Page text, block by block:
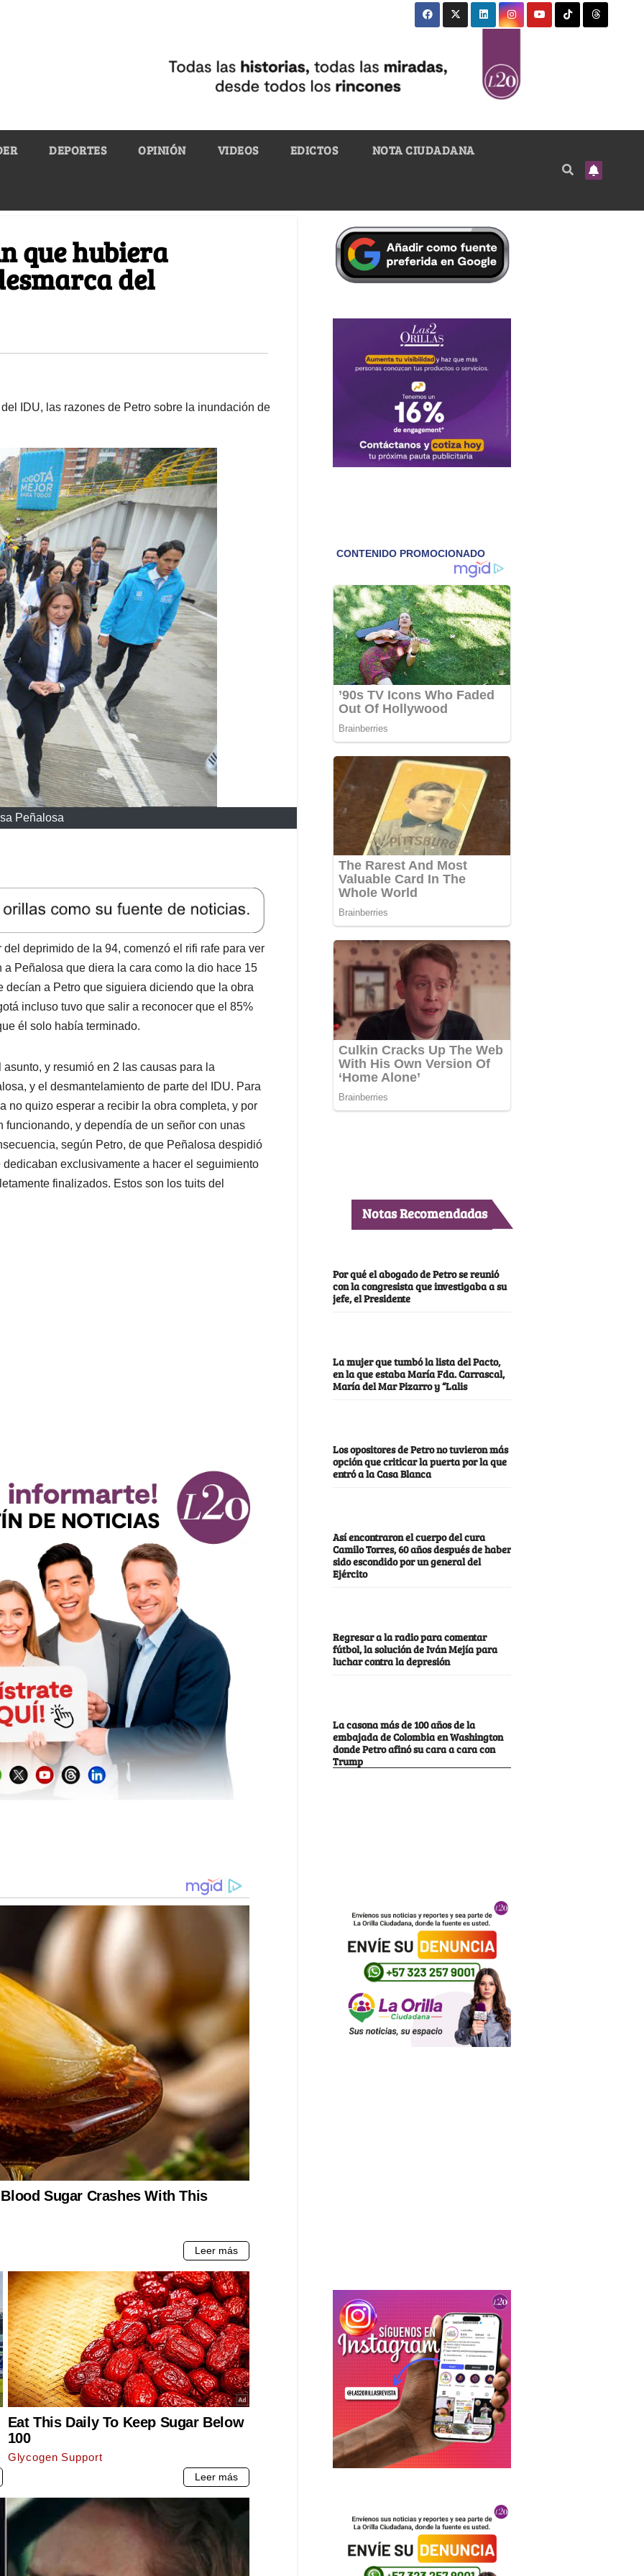
DEPORTES OPINIÓN VIDEOS EDICTOS NOTA CIUDADANA
que hubiera
del
IDU, las razones de Petro sobre la inundación de
Peñalosa
deprimido de la 94, comenzó el rifi rafe para ver
Peñalosa que diera la cara como la dio hace 15
a Petro que siguiera diciendo que la obra
incluso tuvo que salir a reconocer que el 85%
él solo había terminado.
y resumió en 2 las causas para la
y el desmantelamiento de parte del IDU. Para
quizo esperar a recibir la obra completa, y por
y dependía de un señor con unas
según Petro, de que Peñalosa despidió
exclusivamente a hacer el seguimiento
finalizados. Estos son los tuits del
Notas Recomendadas
Por qué el abogado de Petro se reunió
con la congresista que investigaba a su
jefe, el Presidente
La mujer que tumbó la lista del Pacto,
en la que estaba María Fda. Carrascal,
María del Mar Pizarro y “Lalis
Los opositores de Petro no tuvieron más
opción que criticar la puerta por la que
entró a la Casa Blanca
Así encontraron el cuerpo del cura
Camilo Torres, 60 años después de haber
sido escondido por un general del
Ejército
Regresar a la radio para comentar
fútbol, la solución de Iván Mejía para
luchar contra la depresión
La casona más de 100 años de la
embajada de Colombia en Washington
donde Petro afinó su cara a cara con
Trump